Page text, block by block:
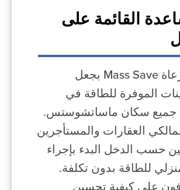
القائمة على
يلتزم رعاة Mass Save بجعل
الموفرة للطاقة في
جميع سكان ماساتشوستس.
العقارات والمستأجرين
حسب الدخل البدء بإجراء
للطاقة بدون تكلفة.
على كيفية تحسين